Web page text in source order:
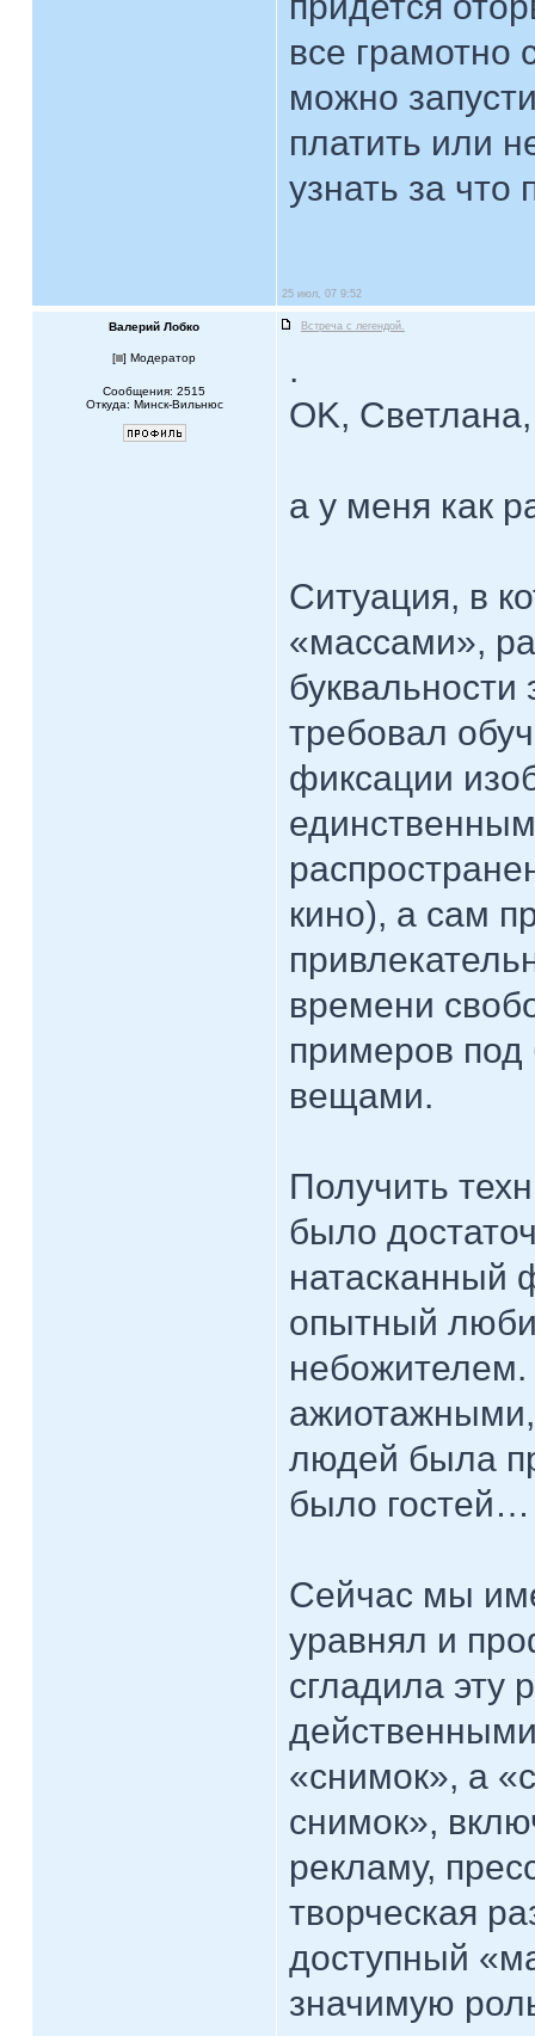
все грамотно
можно
платить или
узнать за что
25 июл, 07 9:52
Валерий Лобко Встреча с легендой.
[ ] Модератор
Сообщения: 2515
Откуда: Минск-Вильнюс
.
OK, Светлана,
а у меня как
Ситуация, в
«массами»,
буквальности
требовал
фиксации
кино), а сам
времени
примеров
вещами.
Получить
было
натасканный
опытный
ажиотажными,
людей была
было гостей…
Сейчас мы
уравнял и
сгладила эту
«снимок», а
снимок»,
рекламу,
творческая
доступный
значимую